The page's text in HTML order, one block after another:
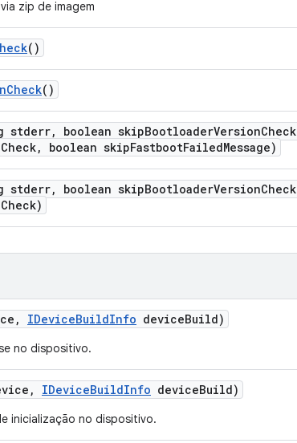
zip de imagem
()
Check()
stderr, boolean skipBootloaderVersionCheck
Check, boolean skipFastbootFailedMessage)
stderr, boolean skipBootloaderVersionCheck
Check)
, IDeviceBuildInfo deviceBuild)
no dispositivo.
, IDeviceBuildInfo deviceBuild)
inicialização no dispositivo.